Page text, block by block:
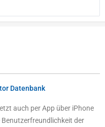
Datenbank
auch per App über iPhone
der